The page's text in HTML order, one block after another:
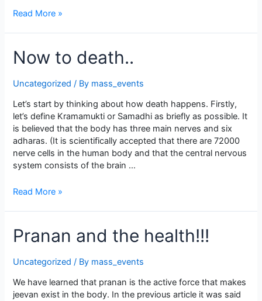
എന്നോട്
…
Read More »
Now to death..
Uncategorized / By mass_events
Let’s start by thinking about how death happens. Firstly,
let’s define Kramamukti or Samadhi as briefly as possible. It
is believed that the body has three main nerves and six
adharas. (It is scientifically accepted that there are 72000
nerve cells in the human body and that the central nervous
system consists of the brain …
Now
Read More »
Pranan and the health!!!
Uncategorized / By mass_events
We have learned that pranan is the active force that makes
jeevan exist in the body. In the previous article it was said